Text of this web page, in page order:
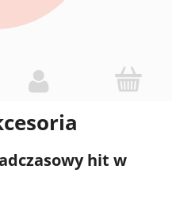
hit w